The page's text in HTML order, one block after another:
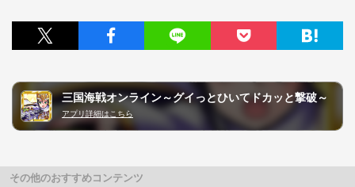
三国海戦オンライン～グイっとひいてドカッと撃破～
アプリ詳細はこちら
その他のおすすめコンテンツ